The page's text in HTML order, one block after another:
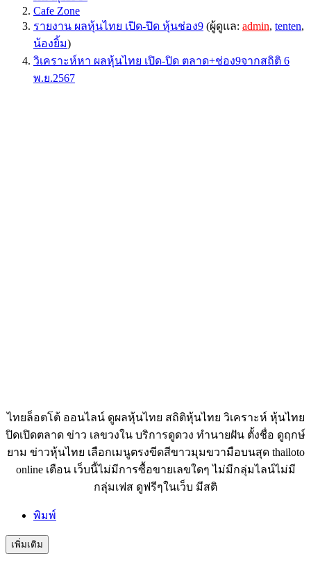
Cafe Zone
รายงาน ผลหุ้นไทย เปิด-ปิด หุ้นช่อง9 (ผู้ดูแล: admin, tenten,
น้องยิ้ม)
วิเคราะห์หา ผลหุ้นไทย เปิด-ปิด ตลาด+ช่อง9จากสถิติ 6
พ.ย.2567
ไทยล็อตโต้ ออนไลน์ ดูผลหุ้นไทย สถิติหุ้นไทย วิเคราะห์ หุ้นไทย
ปิดเปิดตลาด ข่าว เลขวงใน บริการดูดวง ทำนายฝัน ตั้งชื่อ ดูฤกษ์
ยาม ข่าวหุ้นไทย เลือกเมนูตรงขีดสีขาวมุมขวามือบนสุด thailoto
online เตือน เว็บนี้ไม่มีการซื้อขายเลขใดๆ ไม่มีกลุ่มไลน์ไม่มี
กลุ่มเฟส ดูฟรีๆในเว็บ มีสติ
พิมพ์
เพิ่มเติม